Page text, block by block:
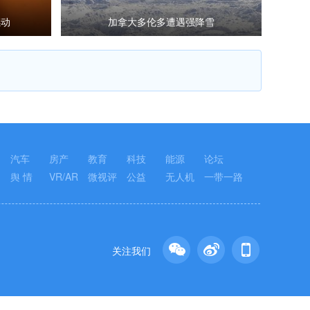
加拿大多伦多遭遇强降雪
汽车 房产 教育 科技 能源
论坛
舆 情
VR/AR 微视评 公益 无人机 一带一路
关注我们